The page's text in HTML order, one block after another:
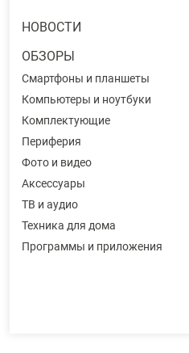
НОВОСТИ
ОБЗОРЫ
Смартфоны и планшеты
Компьютеры и ноутбуки
Комплектующие
Периферия
Фото и видео
Аксессуары
ТВ и аудио
Техника для дома
Программы и приложения